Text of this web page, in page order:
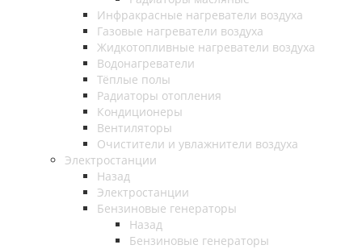
Инфракрасные нагреватели воздуха
Газовые нагреватели воздуха
Жидкотопливные нагреватели воздуха
Водонагреватели
Тёплые полы
Радиаторы отопления
Кондиционеры
Вентиляторы
Очистители и увлажнители воздуха
Электростанции
Назад
Электростанции
Бензиновые генераторы
Назад
Бензиновые генераторы